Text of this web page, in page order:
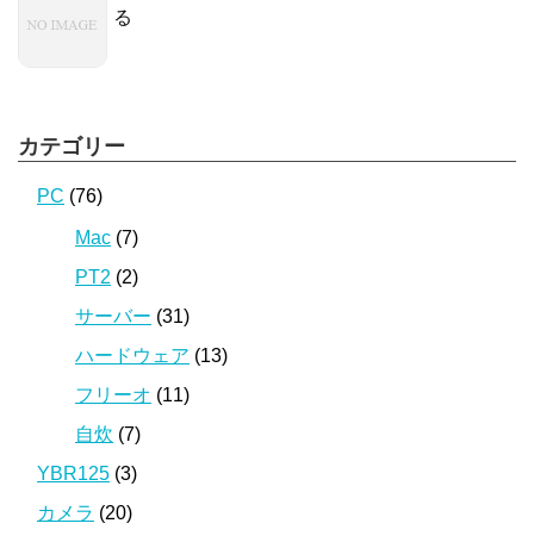
る
カテゴリー
PC (76)
Mac (7)
PT2 (2)
サーバー (31)
ハードウェア (13)
フリーオ (11)
自炊 (7)
YBR125 (3)
カメラ (20)